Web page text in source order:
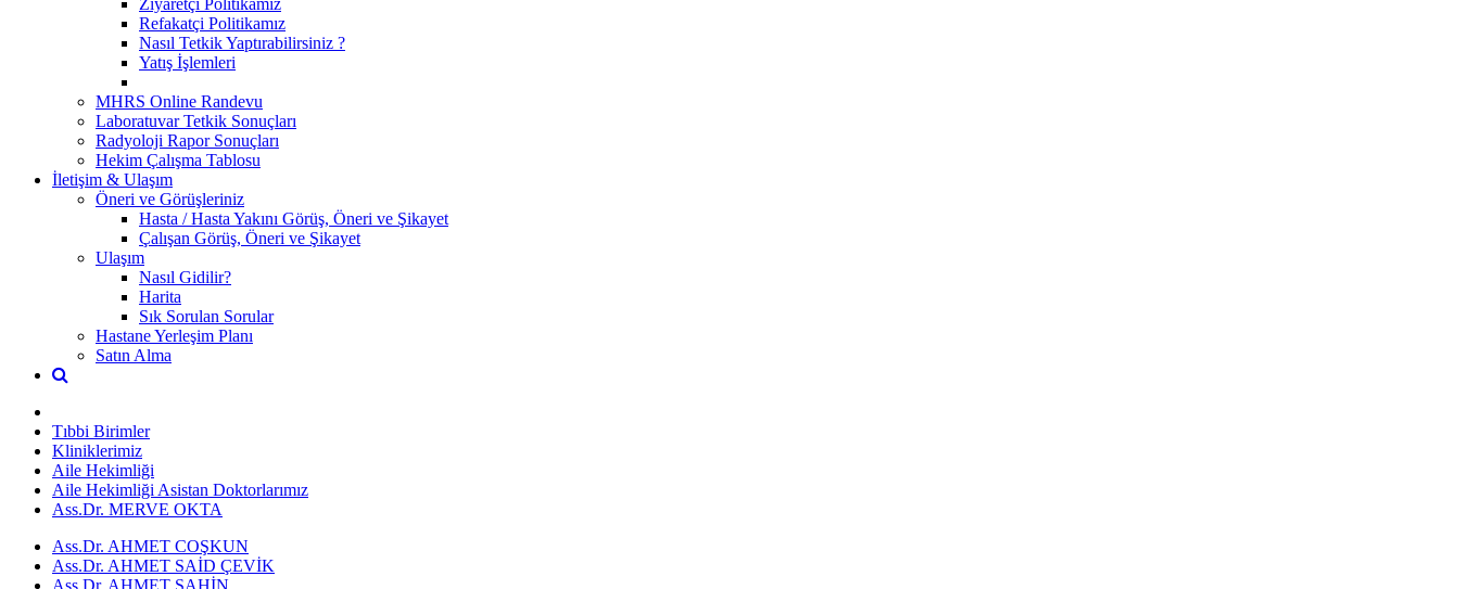
Refakatçi Politikamız
Nasıl Tetkik Yaptırabilirsiniz ?
Yatış İşlemleri
MHRS Online Randevu
Laboratuvar Tetkik Sonuçları
Radyoloji Rapor Sonuçları
Hekim Çalışma Tablosu
İletişim & Ulaşım
Öneri ve Görüşleriniz
Hasta / Hasta Yakını Görüş, Öneri ve Şikayet
Çalışan Görüş, Öneri ve Şikayet
Ulaşım
Nasıl Gidilir?
Harita
Sık Sorulan Sorular
Hastane Yerleşim Planı
Satın Alma
Tıbbi Birimler
Kliniklerimiz
Aile Hekimliği
Aile Hekimliği Asistan Doktorlarımız
Ass.Dr. MERVE OKTA
Ass.Dr. AHMET COŞKUN
Ass.Dr. AHMET SAİD ÇEVİK
Ass.Dr. AHMET ŞAHİN